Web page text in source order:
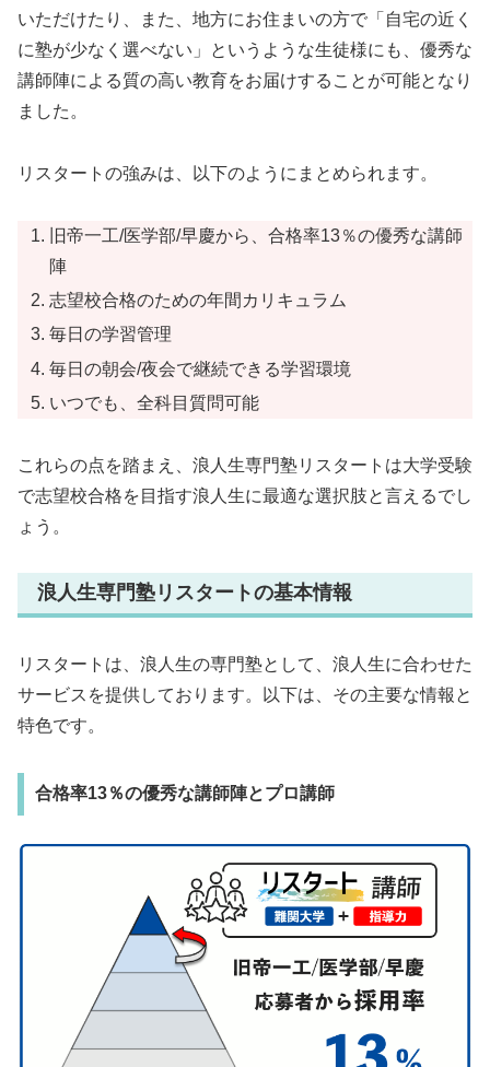
いただけたり、また、地方にお住まいの方で「自宅の近く
に塾が少なく選べない」というような生徒様にも、優秀な
講師陣による質の高い教育をお届けすることが可能となり
ました。
リスタートの強みは、以下のようにまとめられます。
旧帝一工/医学部/早慶から、合格率13％の優秀な講師
陣
志望校合格のための年間カリキュラム
毎日の学習管理
毎日の朝会/夜会で継続できる学習環境
いつでも、全科目質問可能
これらの点を踏まえ、浪人生専門塾リスタートは大学受験
で志望校合格を目指す浪人生に最適な選択肢と言えるでし
ょう。
浪人生専門塾リスタートの基本情報
リスタートは、浪人生の専門塾として、浪人生に合わせた
サービスを提供しております。以下は、その主要な情報と
特色です。
合格率13％の優秀な講師陣とプロ講師